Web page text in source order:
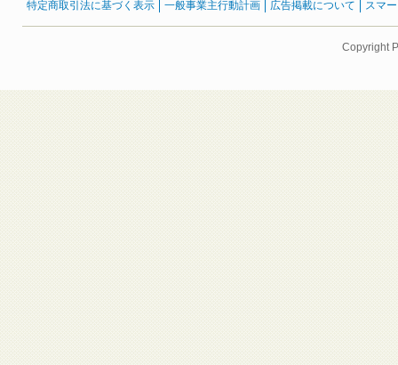
特定商取引法に基づく表示
一般事業主行動計画 広告掲載について スマ
Copyright